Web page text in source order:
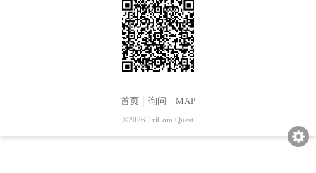
首页 询问 MAP
©2026 TriCom Quest